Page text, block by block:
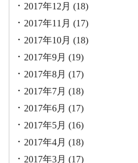
2017年12月 (18)
2017年11月 (17)
2017年10月 (18)
2017年9月 (19)
2017年8月 (17)
2017年7月 (18)
2017年6月 (17)
2017年5月 (16)
2017年4月 (18)
2017年3月 (17)